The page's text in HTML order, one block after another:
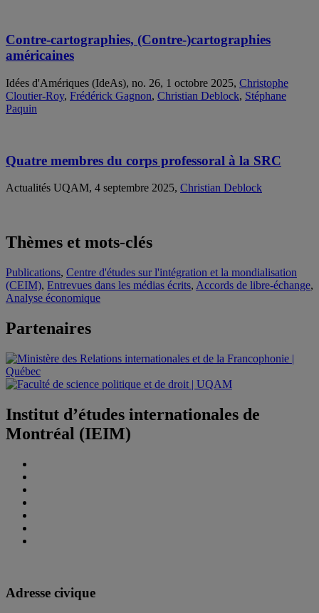
Contre-cartographies, (Contre-)cartographies
américaines
Idées d'Amériques (IdeAs), no. 26, 1 octobre 2025, Christophe
Cloutier-Roy, Frédérick Gagnon, Christian Deblock, Stéphane
Paquin
Quatre membres du corps professoral à la SRC
Actualités UQAM, 4 septembre 2025, Christian Deblock
Thèmes et mots-clés
Publications, Centre d'études sur l'intégration et la mondialisation
(CEIM), Entrevues dans les médias écrits, Accords de libre-échange,
Analyse économique
Partenaires
Institut d’études internationales de
Montréal (IEIM)
Adresse civique